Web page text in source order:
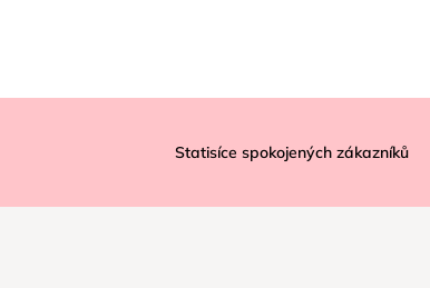
a
Statisíce spokojených zákazníků